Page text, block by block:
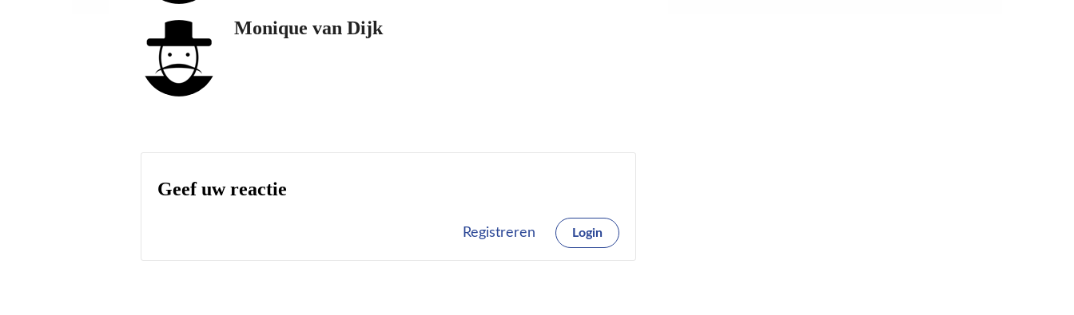
Monique van Dijk
Geef uw reactie
Registreren Login